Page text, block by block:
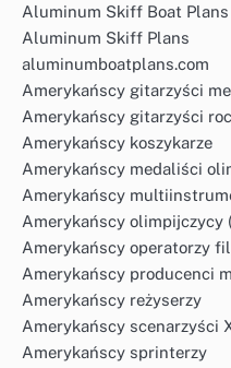
Aluminum Skiff Boat Plans
Aluminum Skiff Plans
aluminumboatplans.com
Amerykańscy gitarzyści
Amerykańscy gitarzyści
Amerykańscy koszykarze
Amerykańscy medaliści
Amerykańscy
Amerykańscy olimpijczycy
Amerykańscy operatorzy
Amerykańscy producenci
Amerykańscy reżyserzy
Amerykańscy scenarzyści
Amerykańscy sprinterzy